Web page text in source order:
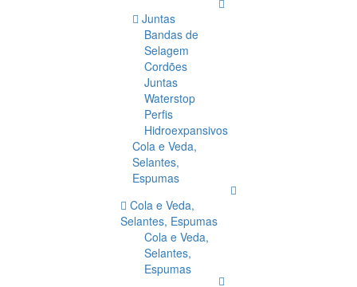
Juntas
Bandas de
Selagem
Cordões
Juntas
Waterstop
Perfis
Hidroexpansivos
Cola e Veda,
Selantes,
Espumas
Cola e Veda,
Selantes, Espumas
Cola e Veda,
Selantes,
Espumas